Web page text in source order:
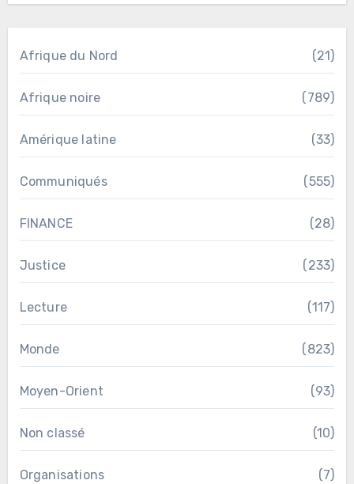
Afrique du Nord (21)
Afrique noire (789)
Amérique latine (33)
Communiqués (555)
FINANCE (28)
Justice (233)
Lecture (117)
Monde (823)
Moyen-Orient (93)
Non classé (10)
Organisations (7)